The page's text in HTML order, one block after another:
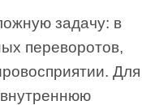
задачу: в
переворотов,
Для